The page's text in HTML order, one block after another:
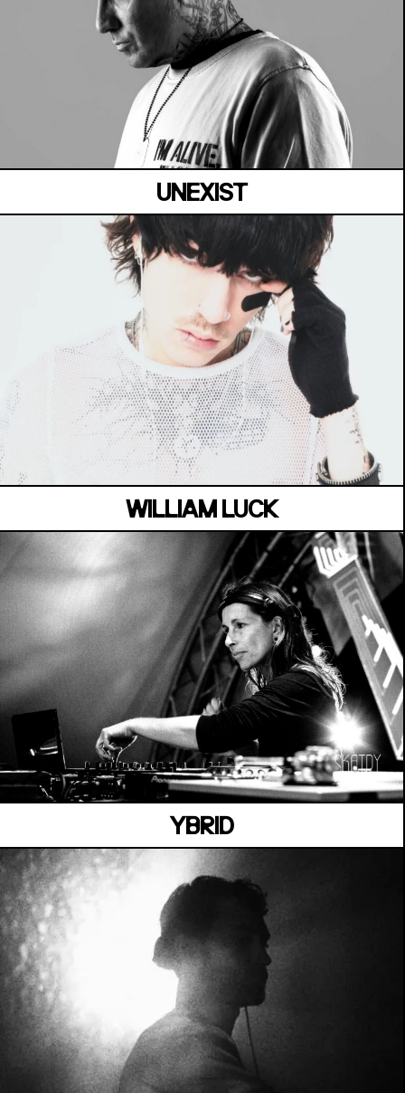
UNEXIST
LA SUITE
Vendredi 03 juillet
WILLIAM LUCK
MANOIR DE KEROUAL
Samedi 04 juillet
YBRID
LA SUITE
Vendredi 03 juillet
LA CARÈNE
Vendredi 03 juillet